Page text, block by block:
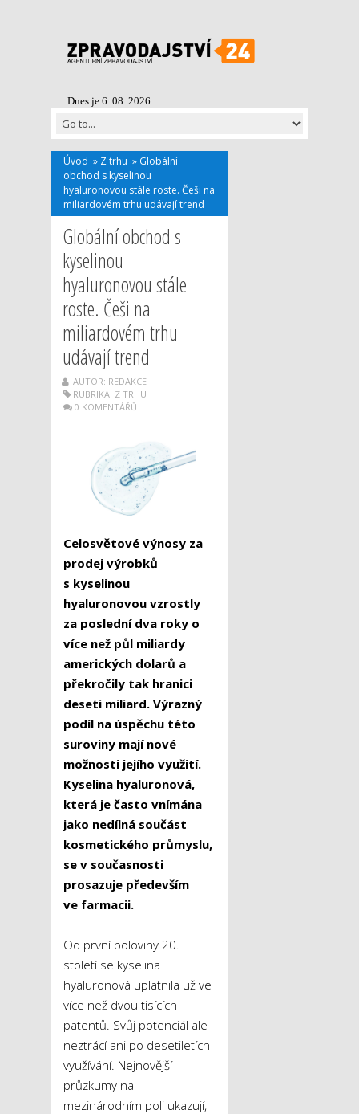
Dnes je 6. 08. 2026
Úvod » Z trhu » Globální
obchod s kyselinou
hyaluronovou stále roste. Češi na
miliardovém trhu udávají trend
Globální obchod s
kyselinou
hyaluronovou stále
roste. Češi na
miliardovém trhu
udávají trend
AUTOR: REDAKCE
RUBRIKA: Z TRHU
0 KOMENTÁŘŮ
Celosvětové výnosy za
prodej výrobků
s kyselinou
hyaluronovou vzrostly
za poslední dva roky o
více než půl miliardy
amerických dolarů a
překročily tak hranici
deseti miliard. Výrazný
podíl na úspěchu této
suroviny mají nové
možnosti jejího využití.
Kyselina hyaluronová,
která je často vnímána
jako nedílná součást
kosmetického průmyslu,
se v současnosti
prosazuje především
ve farmacii.
Od první poloviny 20.
století se kyselina
hyaluronová uplatnila už ve
více než dvou tisících
patentů. Svůj potenciál ale
neztrácí ani po desetiletích
využívání. Nejnovější
průzkumy na
mezinárodním poli ukazují,